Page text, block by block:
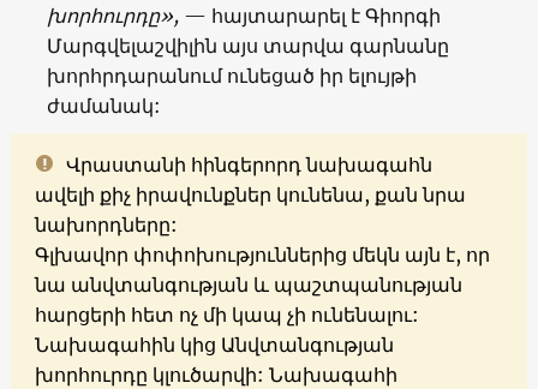
խորհուրդը»,— հայտարարել է Գիորգի
Մարգվելաշվիլին այս տարվա գարնանը
խորհրդարանում ունեցած իր ելույթի
ժամանակ:
Վրաստանի հինգերորդ նախագահն
ավելի քիչ իրավունքներ կունենա, քան նրա
նախորդները:
Գլխավոր փոփոխություններից մեկն այն է, որ
նա անվտանգության և պաշտպանության
հարցերի հետ ոչ մի կապ չի ունենալու:
Նախագահին կից Անվտանգության
խորհուրդը կլուծարվի: Նախագահի